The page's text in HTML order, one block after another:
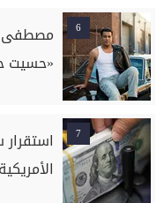
6
مصطفى
«حسيت
7
استقرار
الأمريكية تسجل